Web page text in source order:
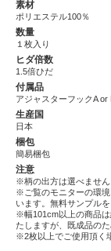
素材
ポリエステル100％
数量
１枚入り
ヒダ倍数
1.5倍ひだ
付属品
アジャスターフックA
生産国
日本
梱包
簡易梱包
注意
※柄の出方は選べません
※ご覧のモニターの環
います。無料サンプル
※幅101cm以上の商品
たしますが、既成品の
※2枚以上でご使用頂く